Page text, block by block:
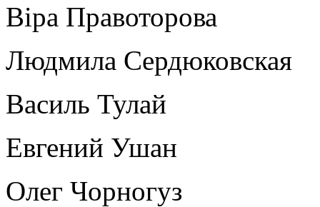
Віра Правоторова
Людмила Сердюковская
Василь Тулай
Евгений Ушан
Олег Чорногуз